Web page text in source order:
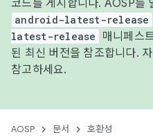
코드를 게시합니다. AOSP를
android-latest-release
latest-release
매니페스
된 최신 버전을 참조합니다.
참고하세요.
AOSP 문서 호환성